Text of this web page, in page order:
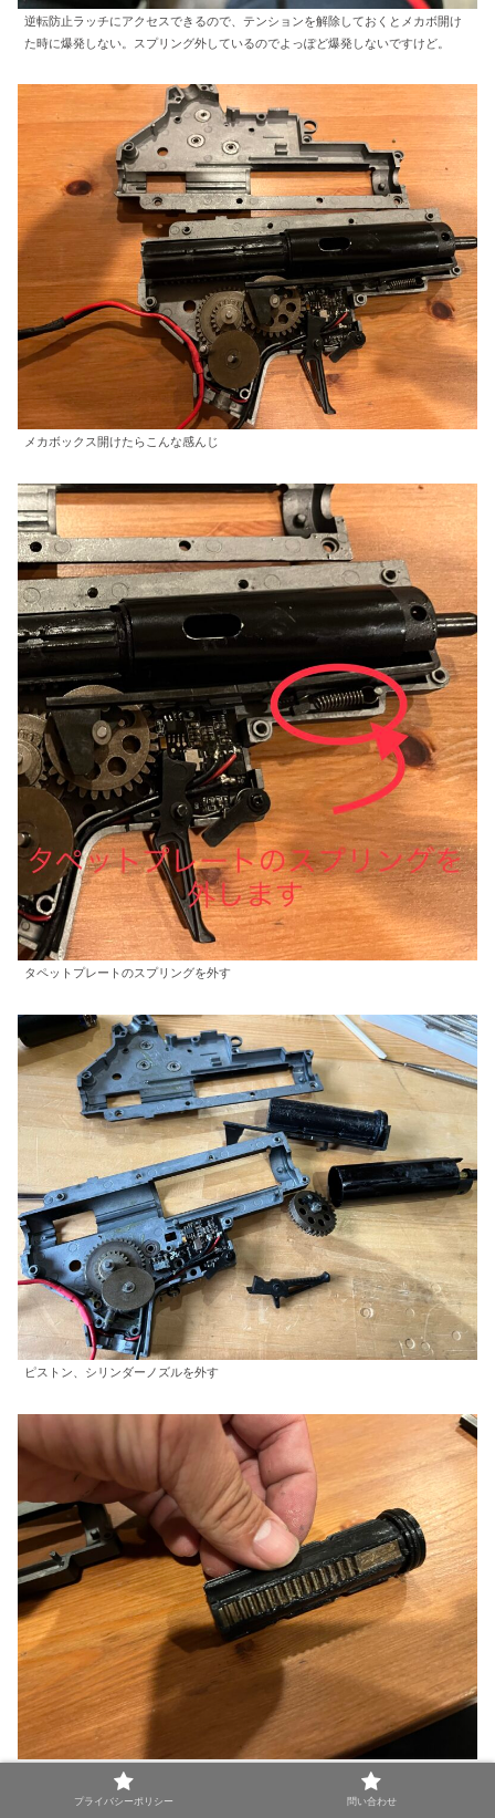
逆転防止ラッチにアクセスできるので、テンションを解除しておくとメカボ開け
た時に爆発しない。スプリング外しているのでよっぽど爆発しないですけど。
メカボックス開けたらこんな感んじ
タペットプレートのスプリングを外す
ピストン、シリンダーノズルを外す
ピストンの歯はメタル。
11.1vで使用しても問題ないのはメタル仕様も大きい
プライバシーポリシー 問い合わせ